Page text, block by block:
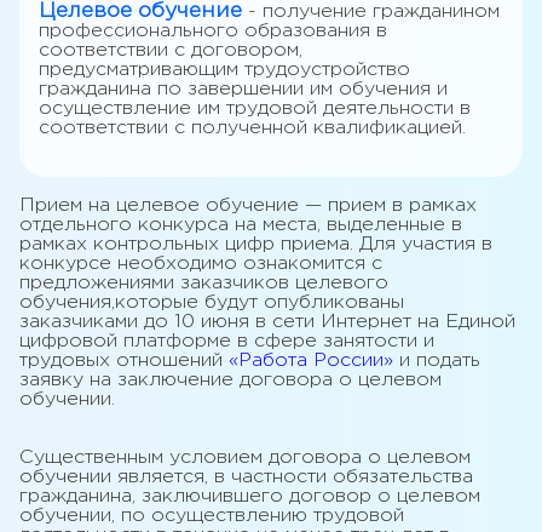
Целевое обучение - получение гражданином
профессионального образования в
соответствии с договором,
предусматривающим трудоустройство
гражданина по завершении им обучения и
осуществление им трудовой деятельности в
соответствии с полученной квалификацией.
Прием на целевое обучение — прием в рамках
отдельного конкурса на места, выделенные в
рамках контрольных цифр приема. Для участия в
конкурсе необходимо ознакомится с
предложениями заказчиков целевого
обучения,которые будут опубликованы
заказчиками до 10 июня в сети Интернет на Единой
цифровой платформе в сфере занятости и
трудовых отношений «Работа России» и подать
заявку на заключение договора о целевом
обучении.
Существенным условием договора о целевом
обучении является, в частности обязательства
гражданина, заключившего договор о целевом
обучении, по осуществлению трудовой